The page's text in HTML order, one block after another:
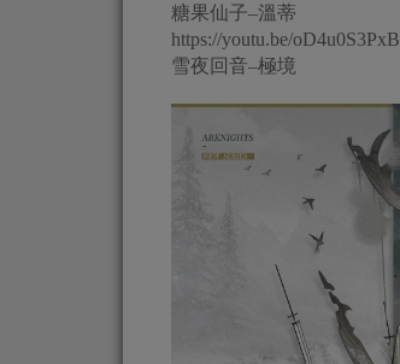
糖果仙子–溫蒂
https://youtu.be/
雪夜回音–極境